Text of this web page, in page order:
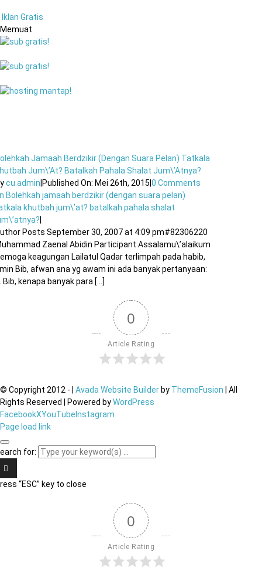
Iklan Gratis
Memuat
Jamaah Berdzikir (dengan Suara Pelan) Tatkala
Jum\’at? Batalkah Pahala Shalat Jum\’atnya?
cu.admin Published On: Mei 26th, 2015 |0 Comments
Bolehkah jamaah berdzikir (dengan suara pelan)
khutbah jum\’at? batalkah pahala shalat
Posts September 30, 2007 at 4:09 pm#82306220
Zaenal Abidin Participant Assalamu\’alaikum
keagungan Lailatul Qadar terlimpah pada habib,
Bib, afwan ana yg awam ini ada banyak pertanyaan:
Bib, kenapa banyak para [...]
0
Article Rating
© Copyright 2012 - Avada Website Builder by ThemeFusion | All
Rights Reserved | Powered byWordPress
FacebookXYouTube Instagram
Page load link
for:
“ESC” key to close
0
Article Rating